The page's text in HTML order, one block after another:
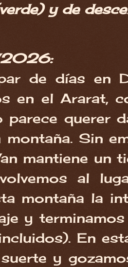
y de
de días en
en el Ararat,
parece querer
montaña. Sin
mantiene un
al
montaña la
y
En
y